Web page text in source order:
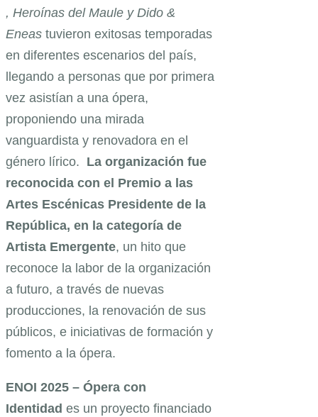
, Heroínas del Maule y Dido &
Eneas tuvieron exitosas temporadas
en diferentes escenarios del país,
llegando a personas que por primera
vez asistían a una ópera,
proponiendo una mirada
vanguardista y renovadora en el
género lírico. La organización fue
reconocida con el Premio a las
Artes Escénicas Presidente de la
República, en la categoría de
Artista Emergente, un hito que
reconoce la labor de la organización
a futuro, a través de nuevas
producciones, la renovación de sus
públicos, e iniciativas de formación y
fomento a la ópera.
ENOI 2025 – Ópera con
Identidad es un proyecto financiado